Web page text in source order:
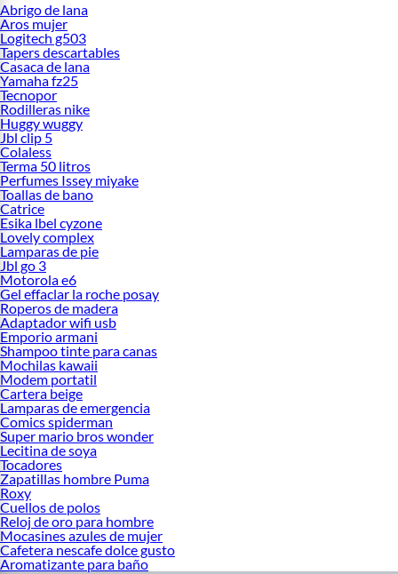
Abrigo de lana
Aros mujer
Logitech g503
Tapers descartables
Casaca de lana
Yamaha fz25
Tecnopor
Rodilleras nike
Huggy wuggy
Jbl clip 5
Colaless
Terma 50 litros
Perfumes Issey miyake
Toallas de bano
Catrice
Esika lbel cyzone
Lovely complex
Lamparas de pie
Jbl go 3
Motorola e6
Gel effaclar la roche posay
Roperos de madera
Adaptador wifi usb
Emporio armani
Shampoo tinte para canas
Mochilas kawaii
Modem portatil
Cartera beige
Lamparas de emergencia
Comics spiderman
Super mario bros wonder
Lecitina de soya
Tocadores
Zapatillas hombre Puma
Roxy
Cuellos de polos
Reloj de oro para hombre
Mocasines azules de mujer
Cafetera nescafe dolce gusto
Aromatizante para baño